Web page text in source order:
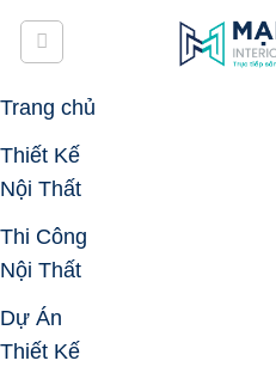
Skip
Trang chủ
Thiết Kế
Nội Thất
Thi Công
Nội Thất
Dự Án
Thiết Kế